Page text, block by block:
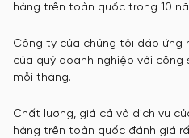
hàng trên toàn quốc trong 10
Công ty của chúng tôi đáp ứng
của quý doanh nghiệp với công
mỗi tháng.
Chất lượng, giá cả và dịch vụ
hàng trên toàn quốc đánh giá